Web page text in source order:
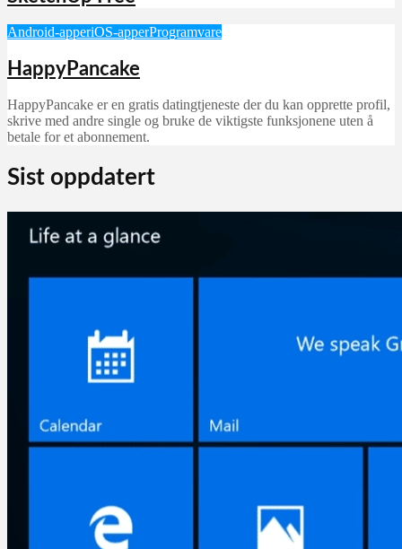
Android-apperiOS-apperProgramvare
HappyPancake
HappyPancake er en gratis datingtjeneste der du kan opprette profil,
skrive med andre single og bruke de viktigste funksjonene uten å
betale for et abonnement.
Sist oppdatert